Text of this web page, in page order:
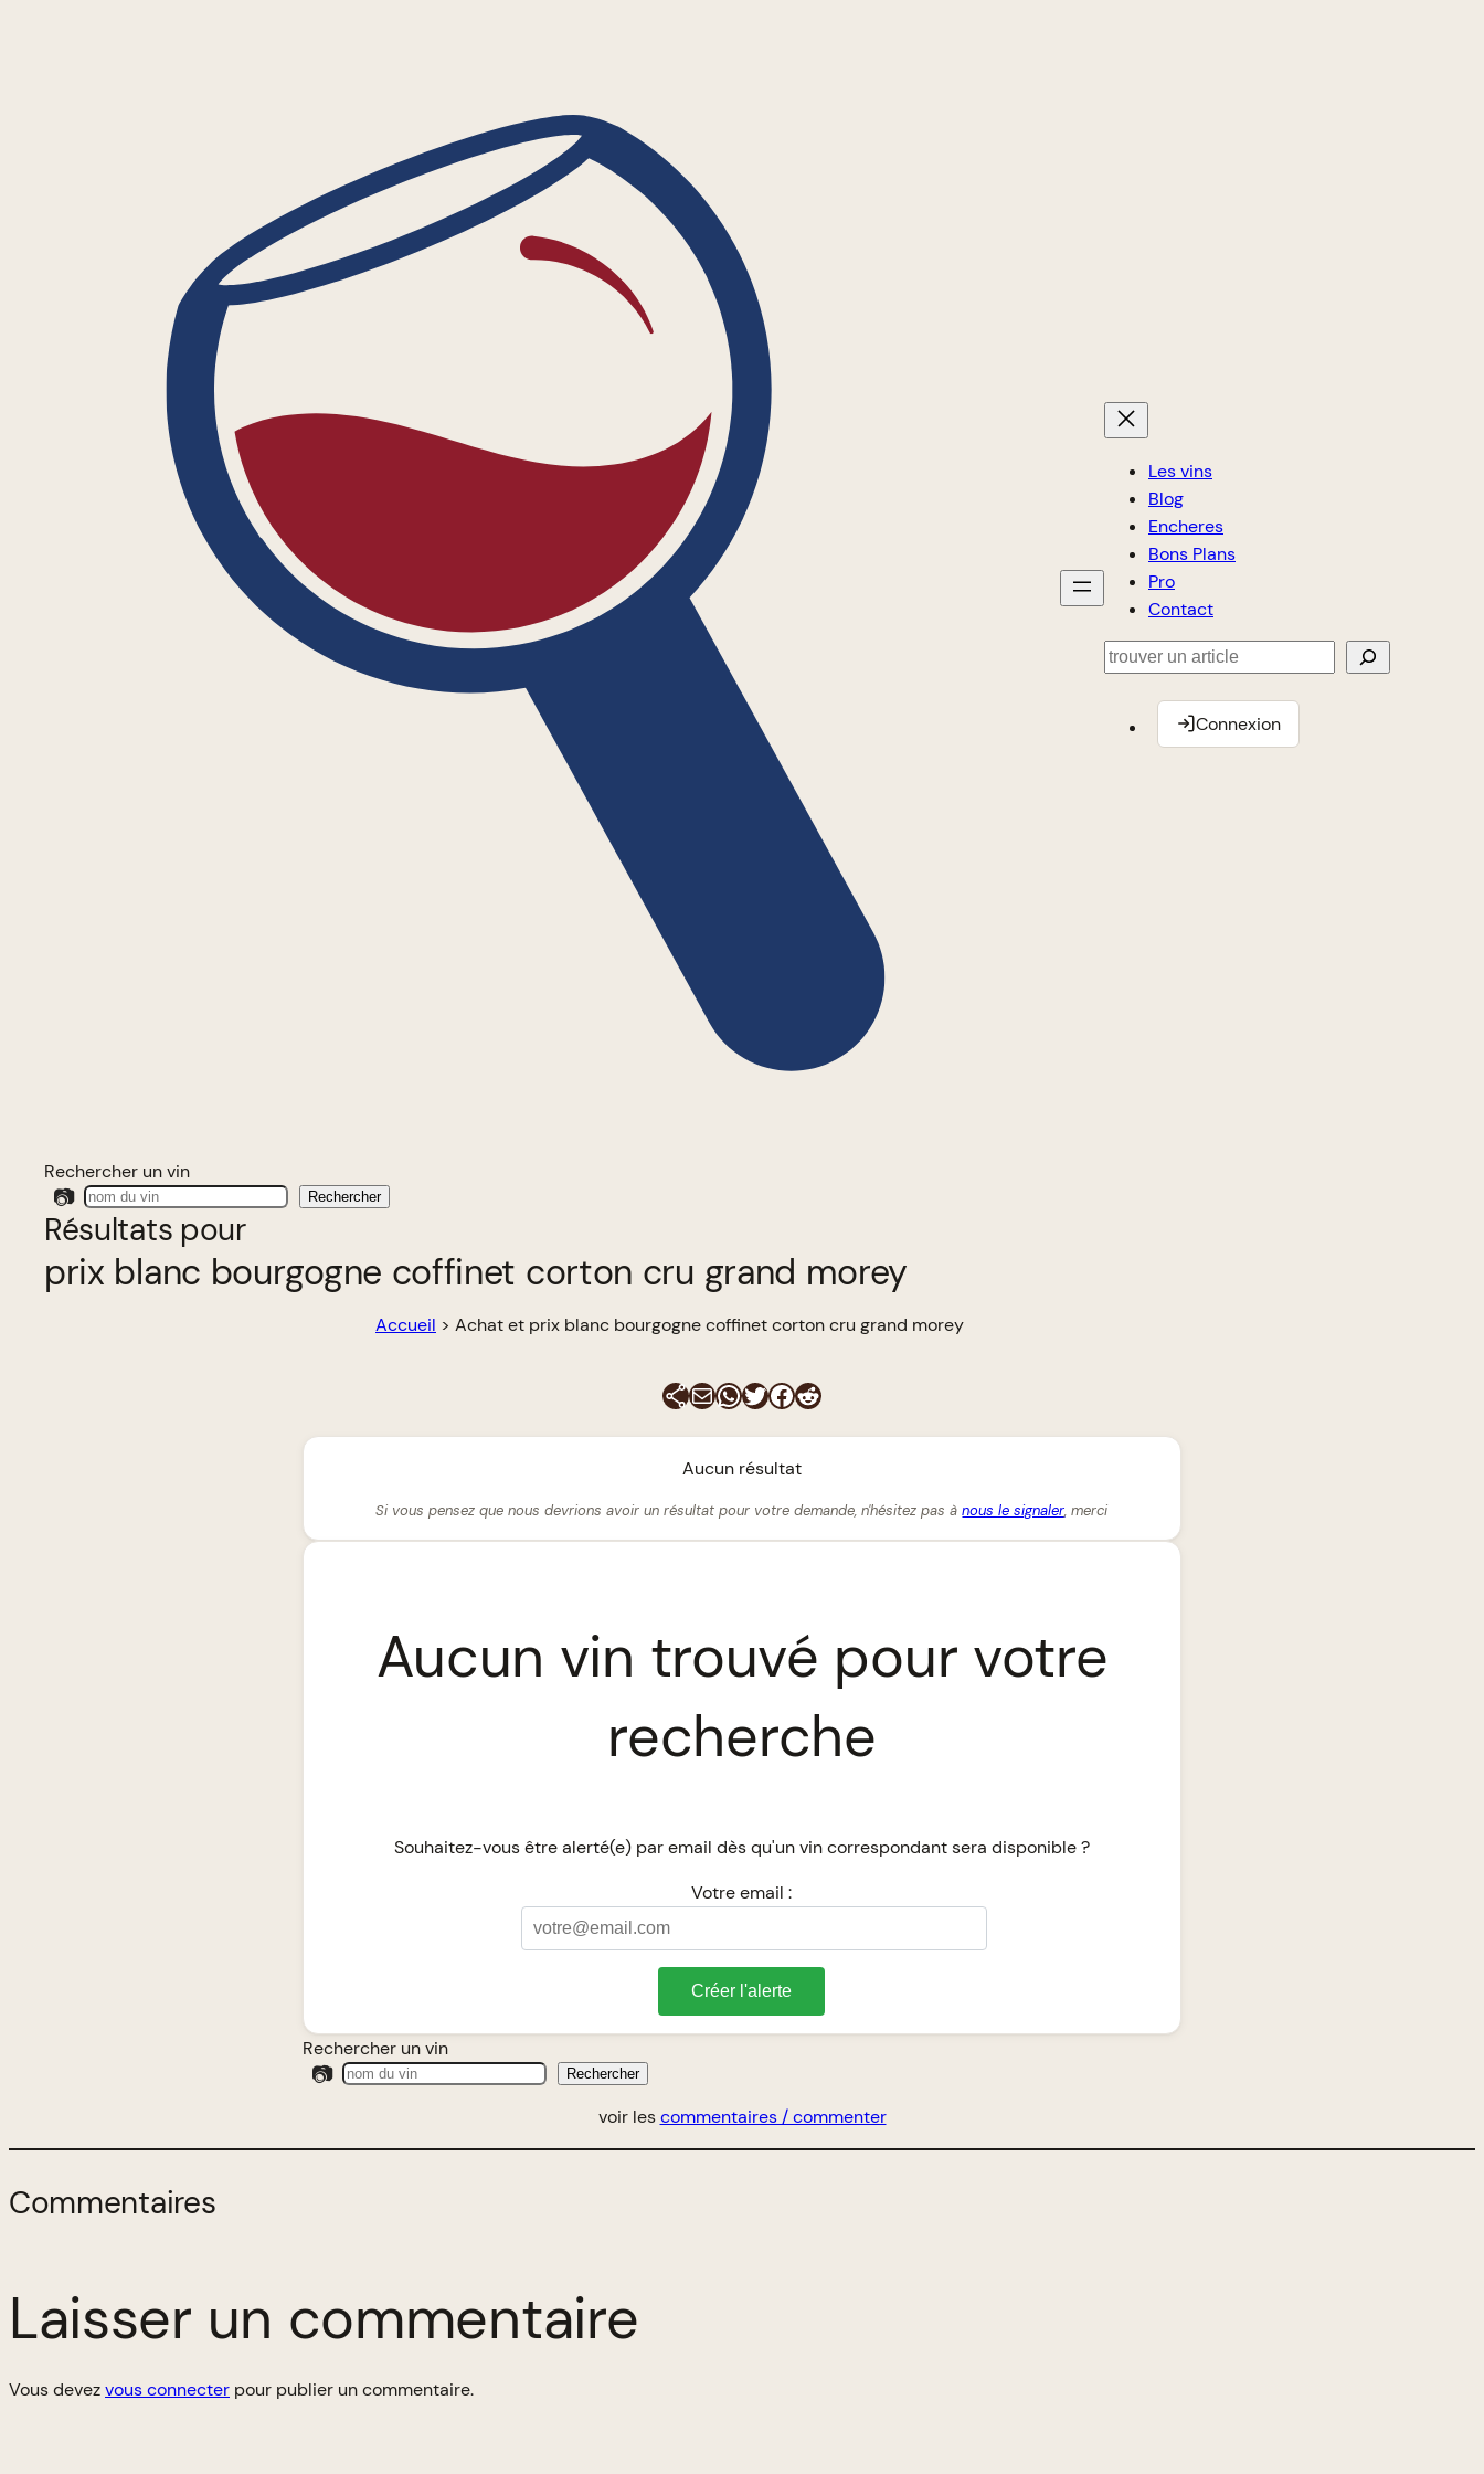
Les vins
Blog
Encheres
Bons Plans
Pro
Contact
Rechercher
Connexion
Rechercher un vin
📷 Rechercher
Résultats pour
prix blanc bourgogne coffinet corton cru grand morey
Accueil > Achat et prix blanc bourgogne coffinet corton cru grand morey
E-mailWhatsApp
Twitter
Facebook
Reddit
Aucun résultat
Si vous pensez que nous devrions avoir un résultat pour votre demande, n'hésitez pas ànous le signaler, merci
Aucun vin trouvé pour votre
recherche
Souhaitez-vous être alerté(e) par email dès qu'un vin correspondant sera disponible ?
Votre email :
Créer l'alerte
Rechercher un vin
📷 Rechercher
voir lescommentaires / commenter
Commentaires
Laisser un commentaire
Vous devezvous connecter pour publier un commentaire.